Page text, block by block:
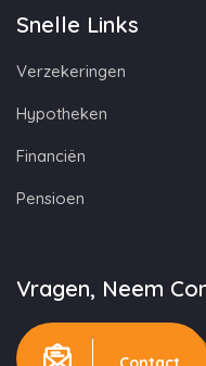
Snelle Links
Verzekeringen
Hypotheken
Financiën
Pensioen
Vragen, Neem